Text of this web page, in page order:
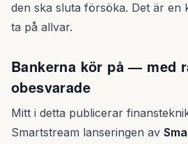
den ska sluta försöka. Det är en
ta på allvar.
Bankerna kör på — med
obesvarade
Mitt i detta publicerar
Smartstream lanseringen av